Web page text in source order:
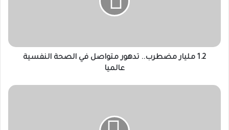
عالميا
1.2 مليار مضطرب.. تدهور متواصل في الصحة النفسية
عالميا
حيدر